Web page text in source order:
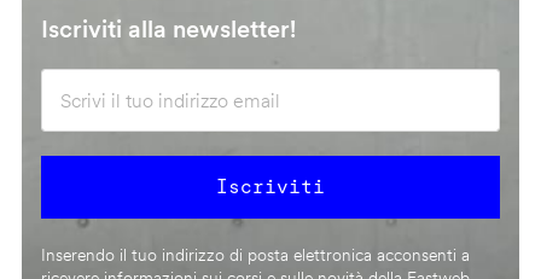
Iscriviti alla newsletter!
Inserendo il tuo indirizzo di posta elettronica acconsenti a